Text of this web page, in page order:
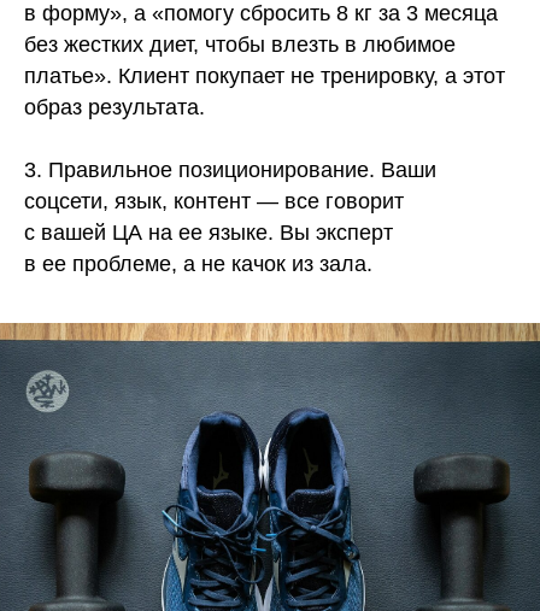
в форму», а «помогу сбросить 8 кг за 3 месяца
без жестких диет, чтобы влезть в любимое
платье». Клиент покупает не тренировку, а этот
образ результата.
3. Правильное позиционирование. Ваши
соцсети, язык, контент — все говорит
с вашей ЦА на ее языке. Вы эксперт
в ее проблеме, а не качок из зала.